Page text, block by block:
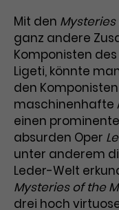
Mit den
ganz andere
Komponisten
Ligeti, könnte
den
maschinenhafte
einen
absurden Oper
unter anderem
Leder-Welt
Mysteries of the
drei hoch